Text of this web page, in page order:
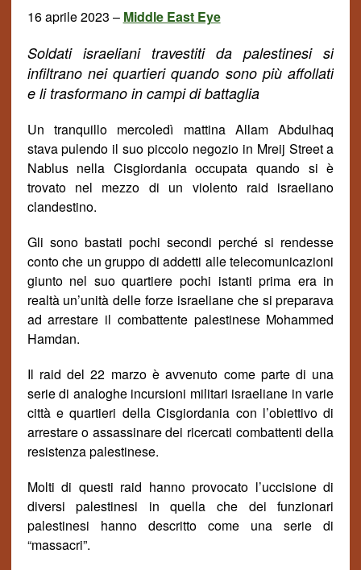
16 aprile 2023 – Middle East Eye
Soldati israeliani travestiti da palestinesi si
infiltrano nei quartieri quando sono più affollati
e li trasformano in campi di battaglia
Un tranquillo mercoledì mattina Allam Abdulhaq
stava pulendo il suo piccolo negozio in Mreij Street a
Nablus nella Cisgiordania occupata quando si è
trovato nel mezzo di un violento raid israeliano
clandestino.
Gli sono bastati pochi secondi perché si rendesse
conto che un gruppo di addetti alle telecomunicazioni
giunto nel suo quartiere pochi istanti prima era in
realtà un’unitàdelle forze israeliane che si preparava
ad arrestare il combattente palestinese Mohammed
Hamdan.
Il raiddel22 marzo è avvenuto come parte di una
serie di analoghe incursioni militari israeliane in varie
città e quartieri della Cisgiordania con l’obiettivo di
arrestare o assassinare dei ricercati combattenti della
resistenza palestinese.
Molti di questi raid hanno provocato l’uccisione di
diversi palestinesi in quella che dei funzionari
palestinesi hanno descritto come una serie di
“massacri”.